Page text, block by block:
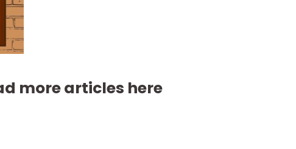
more articles here